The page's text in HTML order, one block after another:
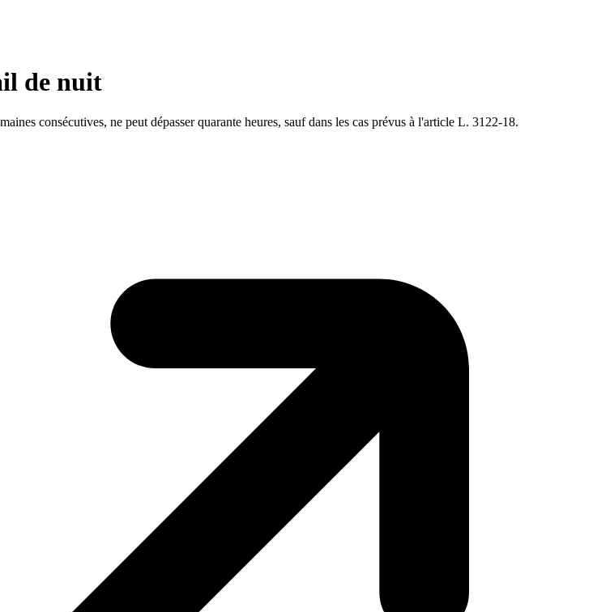
de nuit
consécutives, ne peut dépasser quarante heures, sauf dans les cas prévus à l'article L. 3122-18.